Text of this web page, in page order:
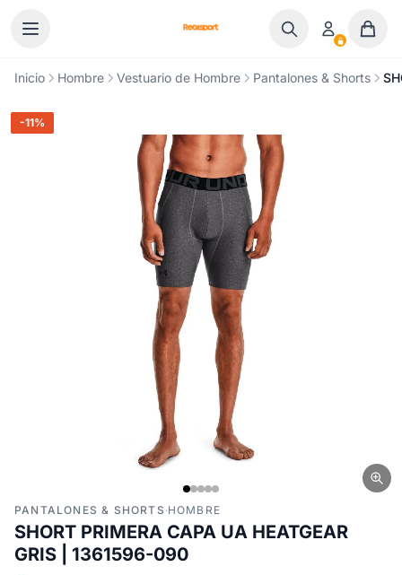
Inicio Hombre Vestuario de Hombre Pantalones & Shorts
-11%
PANTALONES & SHORTS ·HOMBRE
SHORT PRIMERA CAPA UA HEATGEAR
GRIS | 1361596-090